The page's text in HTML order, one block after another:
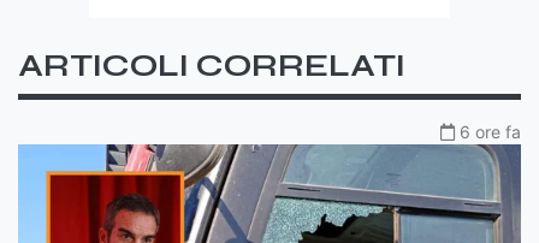
ARTICOLI CORRELATI
6 ore fa